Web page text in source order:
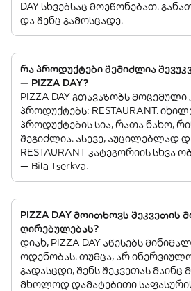
DAY სხვებსაც მოეწონებათ.
და შენც გამოსცადე.
რა პროდუქტები შემიძლია
— PIZZA DAY?
PIZZA DAY გთავაზობს მოცემული
პროდუქტებს: RESTAURANT.
პროდუქტების სია, რათა ნახო,
შეგიძლია. ასევე, აუცილებლად
RESTAURANT კატეგორიის სხვა
— Bila Tserkva.
PIZZA DAY მოითხოვს შეკვეთის
ღირებულებას?
დიახ, PIZZA DAY აწესებს
ოდენობას. თუმცა, არ
გადასცდი, შენს შეკვეთას მაინც
მხოლოდ დამატებითი